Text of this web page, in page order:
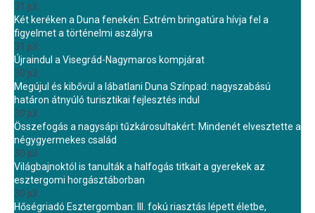
31 júl.
Két keréken a Duna fenekén: Extrém bringatúra hívja fel a
figyelmet a történelmi aszályra
31 júl.
Újraindul a Visegrád-Nagymaros kompjárat
30 júl.
Megújul és kibővül a lábatlani Duna Színpad: nagyszabású
határon átnyúló turisztikai fejlesztés indul
30 júl.
Összefogás a nagysápi tűzkárosultakért: Mindenét elvesztette a
négygyermekes család
30 júl.
Világbajnoktól is tanulták a halfogás titkait a gyerekek az
esztergomi horgásztáborban
30 júl.
Hőségriadó Esztergomban: III. fokú riasztás lépett életbe,